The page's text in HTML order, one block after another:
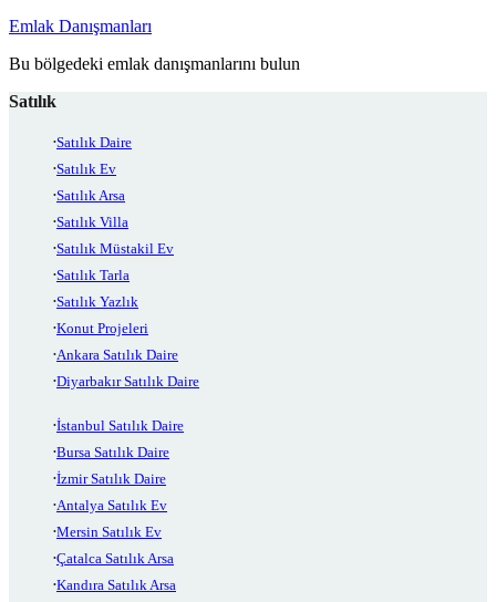
Emlak Danışmanları
Bu bölgedeki emlak danışmanlarını bulun
Satılık
Satılık Daire
Satılık Ev
Satılık Arsa
Satılık Villa
Satılık Müstakil Ev
Satılık Tarla
Satılık Yazlık
Konut Projeleri
Ankara Satılık Daire
Diyarbakır Satılık Daire
İstanbul Satılık Daire
Bursa Satılık Daire
İzmir Satılık Daire
Antalya Satılık Ev
Mersin Satılık Ev
Çatalca Satılık Arsa
Kandıra Satılık Arsa